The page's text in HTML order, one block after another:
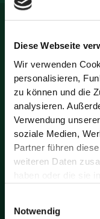
Diese Webseite
Wir verwenden
personalisieren,
zu können und die
analysieren.
Verwendung
soziale Medien,
Partner führen
weiteren Daten
Cookies, wenn Sie
Notwendig
Jetzt
+49 711 504
info@clc-
Deutschland
Wie deine
unserer